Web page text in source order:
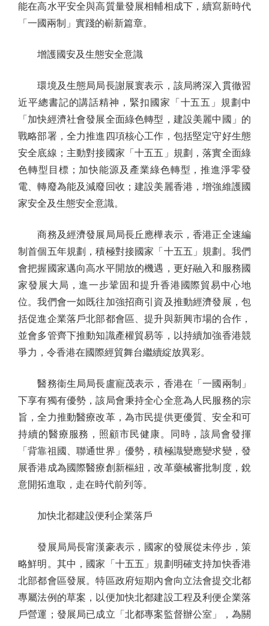
能在高水平安全與高質量發展相輔相成下，續寫新時代
「一國兩制」實踐的嶄新篇章。
增護國安及生態安全意識
環境及生態局局長謝展寰表示，該局將深入貫徹習
近平總書記的講話精神，緊扣國家「十五五」規劃中
「加快經濟社會發展全面綠色轉型，建設美麗中國」的
戰略部署，全力推進四項核心工作，包括堅定守好生態
安全底線；主動對接國家「十五五」規劃，落實全面綠
色轉型目標；加快能源及產業綠色轉型，推進淨零發
電、轉廢為能及減廢回收；建設美麗香港，增強維護國
家安全及生態安全意識。
商務及經濟發展局局長丘應樺表示，香港正全速編
制首個五年規劃，積極對接國家「十五五」規劃。我們
會把握國家邁向高水平開放的機遇，更好融入和服務國
家發展大局，進一步鞏固和提升香港國際貿易中心地
位。我們會一如既往加強招商引資及推動經濟發展，包
括促進企業落戶北部都會區、提升與新興市場的合作，
並會多管齊下推動知識產權貿易等，以持續加強香港競
爭力，令香港在國際經貿舞台繼續綻放異彩。
醫務衞生局局長盧寵茂表示，香港在「一國兩制」
下享有獨有優勢，該局會秉持全心全意為人民服務的宗
旨，全力推動醫療改革，為市民提供更優質、安全和可
持續的醫療服務，照顧市民健康。同時，該局會發揮
「背靠祖國、聯通世界」優勢，積極識變應變求變，發
展香港成為國際醫療創新樞紐，改革藥械審批制度，銳
意開拓進取，走在時代前列等。
加快北都建設便利企業落戶
發展局局長甯漢豪表示，國家的發展從未停步，策
略鮮明。其中，國家「十五五」規劃明確支持加快香港
北部都會區發展。特區政府短期內會向立法會提交北都
專屬法例的草案，以便加快北都建設工程及利便企業落
戶營運；發展局已成立「北都專案監督辦公室」，為關